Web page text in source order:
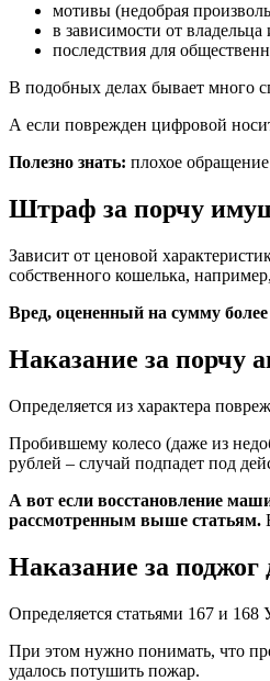
мотивы (недобрая
в зависимости от
последствия для
В подобных делах бывает много
А если поврежден цифровой
Полезно знать: плохое
Штраф за порчу
Зависит от ценовой
собственного кошелька,
Вред, оцененный на сумму
Наказание за порчу
Определяется из характера
Пробившему колесо (даже из
рублей – случай подпадет под
А вот если восстановление
рассмотренным выше статьям.
Наказание за поджог
Определяется статьями 167 и
При этом нужно понимать, что
удалось потушить пожар.